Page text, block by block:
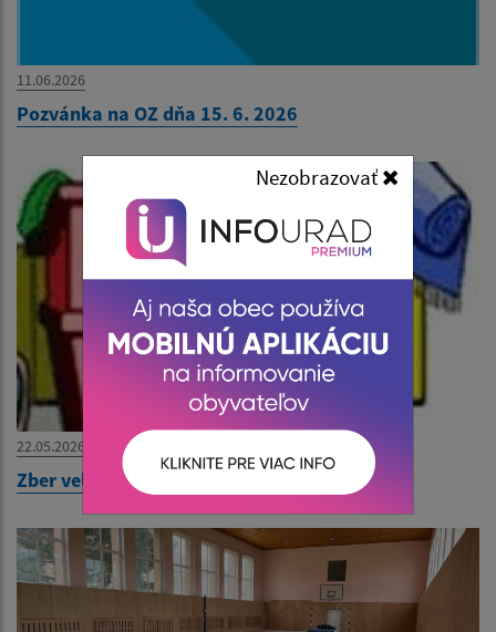
Nezobrazovať
11.06.2026
Pozvánka na OZ dňa 15. 6. 2026
22.05.2026
Zber veľkoobjemového odpadu od 27.5.2026